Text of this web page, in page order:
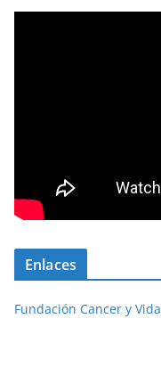
Enlaces
Fundación Cancer y Vida